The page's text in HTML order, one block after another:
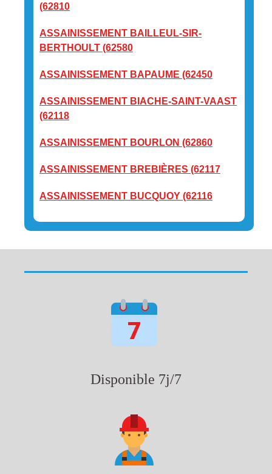
(62810
ASSAINISSEMENT BAILLEUL-SIR-
BERTHOULT (62580
ASSAINISSEMENT BAPAUME (62450
ASSAINISSEMENT BIACHE-SAINT-VAAST
(62118
ASSAINISSEMENT BOURLON (62860
ASSAINISSEMENT BREBIÈRES (62117
ASSAINISSEMENT BUCQUOY (62116
Disponible 7j/7